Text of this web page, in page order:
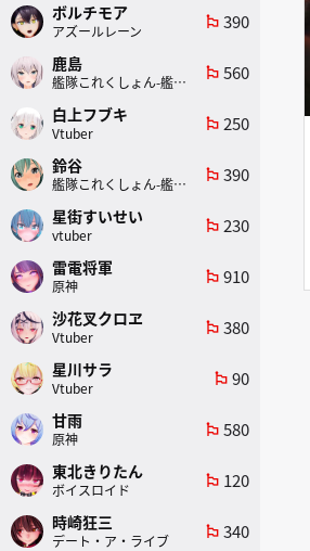
ボルチモア
アズールレーン
emoji_flags 390
鹿島
艦隊これくしょん-艦これ-
emoji_flags 560
白上フブキ
Vtuber
emoji_flags 250
鈴谷
艦隊これくしょん-艦これ-
emoji_flags 390
星街すいせい
vtuber
emoji_flags 230
雷電将軍
原神
emoji_flags 910
沙花叉クロヱ
Vtuber
emoji_flags 380
星川サラ
Vtuber
emoji_flags 90
甘雨
原神
emoji_flags 580
東北きりたん
ボイスロイド
emoji_flags 120
時崎狂三
デート・ア・ライブ
emoji_flags 340